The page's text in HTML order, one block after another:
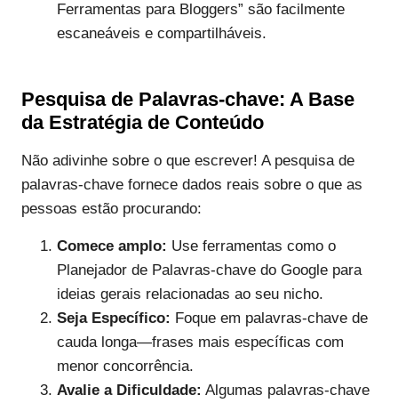
Ferramentas para Bloggers” são facilmente
escaneáveis e compartilháveis.
Pesquisa de Palavras-chave: A Base
da Estratégia de Conteúdo
Não adivinhe sobre o que escrever! A pesquisa de
palavras-chave fornece dados reais sobre o que as
pessoas estão procurando:
Comece amplo: Use ferramentas como o
Planejador de Palavras-chave do Google para
ideias gerais relacionadas ao seu nicho.
Seja Específico: Foque em palavras-chave de
cauda longa—frases mais específicas com
menor concorrência.
Avalie a Dificuldade: Algumas palavras-chave